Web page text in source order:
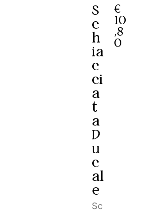
S
c
h
ia
c
ci
a
t
a
D
u
c
al
e
Sc
€
10
,8
0